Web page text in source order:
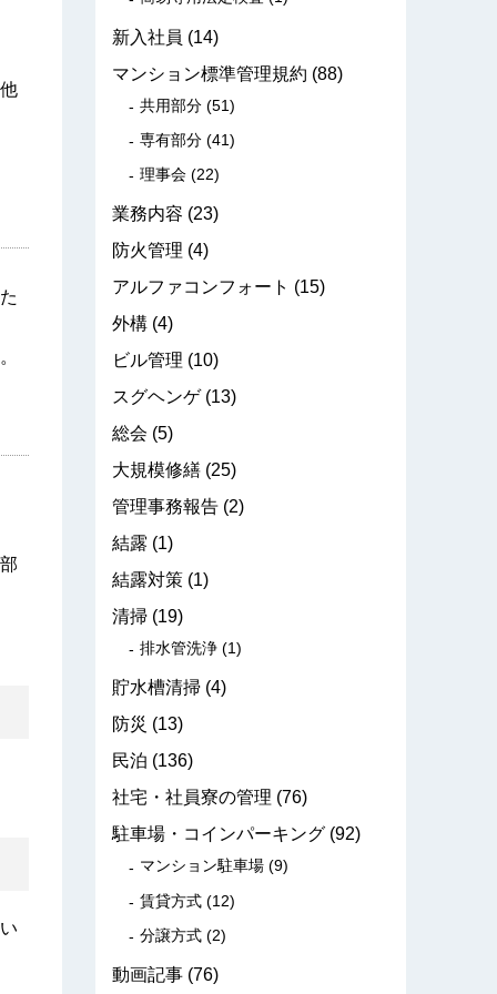
新入社員 (14)
マンション標準管理規約 (88)
共用部分 (51)
専有部分 (41)
理事会 (22)
業務内容 (23)
防火管理 (4)
アルファコンフォート (15)
外構 (4)
ビル管理 (10)
スグヘンゲ(13)
総会 (5)
大規模修繕 (25)
管理事務報告 (2)
結露 (1)
結露対策 (1)
清掃 (19)
排水管洗浄 (1)
貯水槽清掃 (4)
防災 (13)
民泊 (136)
社宅・社員寮の管理 (76)
駐車場・コインパーキング (92)
マンション駐車場 (9)
賃貸方式 (12)
分譲方式 (2)
動画記事 (76)